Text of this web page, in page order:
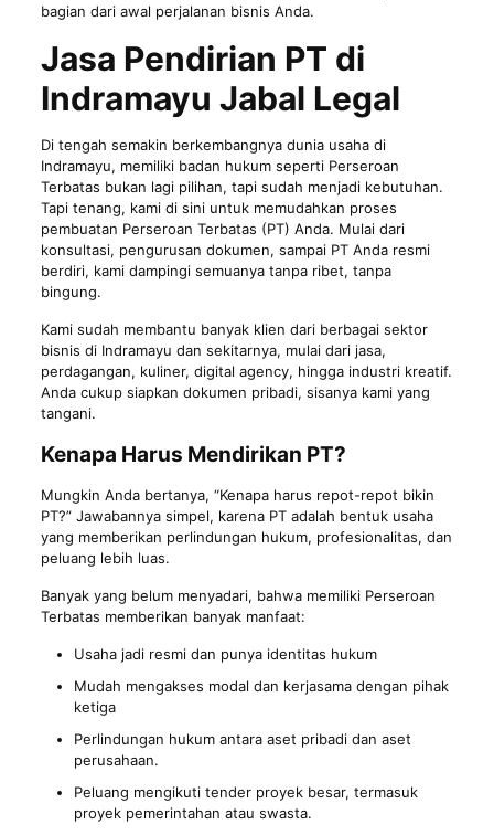
bagian dari awal perjalanan bisnis Anda.
Jasa Pendirian PT di
Indramayu Jabal Legal
Di tengah semakin berkembangnya dunia usaha di
Indramayu, memiliki badan hukum seperti Perseroan
Terbatas bukan lagi pilihan, tapi sudah menjadi kebutuhan.
Tapi tenang, kami di sini untuk memudahkan proses
pembuatan Perseroan Terbatas (PT) Anda. Mulai dari
konsultasi, pengurusan dokumen, sampai PT Anda resmi
berdiri, kami dampingi semuanya tanpa ribet, tanpa
bingung.
Kami sudah membantu banyak klien dari berbagai sektor
bisnis di Indramayu dan sekitarnya, mulai dari jasa,
perdagangan, kuliner, digital agency, hingga industri kreatif.
Anda cukup siapkan dokumen pribadi, sisanya kami yang
tangani.
Kenapa Harus Mendirikan PT?
Mungkin Anda bertanya, “Kenapa harus repot-repot bikin
PT?” Jawabannya simpel, karena PT adalah bentuk usaha
yang memberikan perlindungan hukum, profesionalitas, dan
peluang lebih luas.
Banyak yang belum menyadari, bahwa memiliki Perseroan
Terbatas memberikan banyak manfaat:
Usaha jadi resmi dan punya identitas hukum
Mudah mengakses modal dan kerjasama dengan pihak
ketiga
Perlindungan hukum antara aset pribadi dan aset
perusahaan.
Peluang mengikuti tender proyek besar, termasuk
proyek pemerintahan atau swasta.